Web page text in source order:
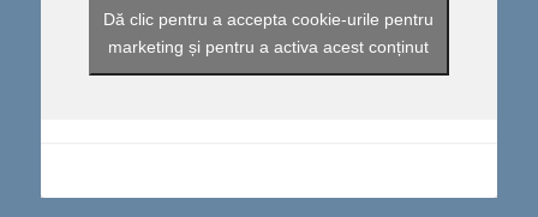
Dă clic pentru a accepta cookie-urile pentru
marketing și pentru a activa acest conținut